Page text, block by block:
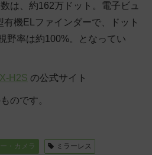
は、約162万ドット。電子ビュ
機ELファインダーで、ドット
野率は約100%。となってい
H2S の公式サイト
のです。
・カメラ
ミラーレス